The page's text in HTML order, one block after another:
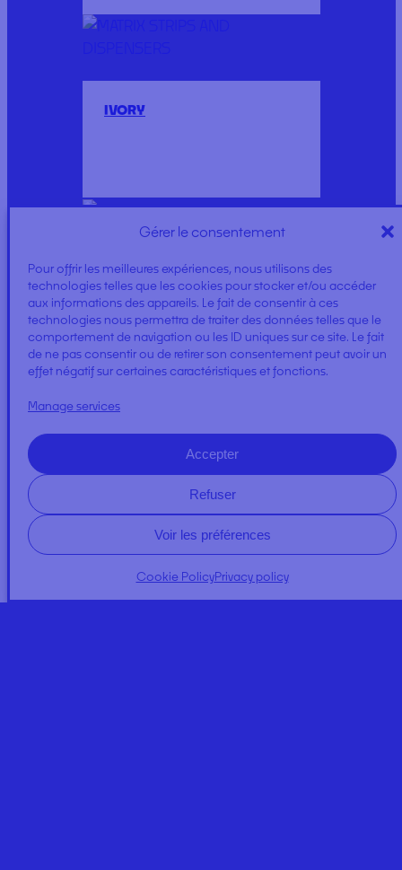
Gérer le consentement
Pour offrir les meilleures expériences, nous utilisons des
technologies telles que les cookies pour stocker et/ou accéder
aux informations des appareils. Le fait de consentir à ces
technologies nous permettra de traiter des données telles que le
comportement de navigation ou les ID uniques sur ce site. Le fait
de ne pas consentir ou de retirer son consentement peut avoir un
effet négatif sur certaines caractéristiques et fonctions.
Manage services
Accepter
Refuser
Voir les préférences
Cookie PolicyPrivacy policy
IVORY
POLYESTER STRIP
HEIDEMANN